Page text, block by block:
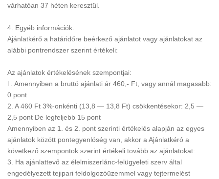
várhatóan 37 héten keresztül.
4. Egyéb információk:
Ajánlatkérő a határidőre beérkező ajánlatot vagy ajánlatokat az
alábbi pontrendszer szerint értékeli:
Az ajánlatok értékelésének szempontjai:
l . Amennyiben a bruttó ajánlati ár 460,- Ft, vagy annál magasabb:
0 pont
2. A 460 Ft 3%-onkénti (13,8 — 13,8 Ft) csökkentésekor: 2,5 —
2,5 pont De legfeljebb 15 pont
Amennyiben az 1. és 2. pont szerinti értékelés alapján az egyes
ajánlatok között pontegyenlóség van, akkor a Ajánlatkéró a
következő szempontok szerint értékeli tovább az ajánlatokat:
3. Ha ajánlattevő az élelmiszerlánc-felügyeleti szerv által
engedélyezett tejipari feldolgozóüzemmel vagy tejtermelést